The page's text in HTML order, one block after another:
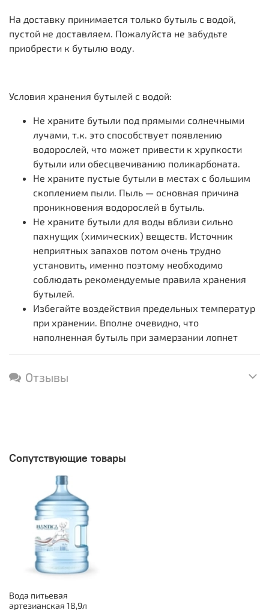
На доставку принимается только бутыль с водой,
пустой не доставляем. Пожалуйста не забудьте
приобрести к бутылю воду.
Условия хранения бутылей с водой:
Не храните бутыли под прямыми солнечными
лучами, т.к. это способствует появлению
водорослей, что может привести к хрупкости
бутыли или обесцвечиванию поликарбоната.
Не храните пустые бутыли в местах с большим
скоплением пыли. Пыль — основная причина
проникновения водорослей в бутыль.
Не храните бутыли для воды вблизи сильно
пахнущих (химических) веществ. Источник
неприятных запахов потом очень трудно
установить, именно поэтому необходимо
соблюдать рекомендуемые правила хранения
бутылей.
Избегайте воздействия предельных температур
при хранении. Вполне очевидно, что
наполненная бутыль при замерзании лопнет
Отзывы
Сопутствующие товары
Вода питьевая
артезианская 18,9л